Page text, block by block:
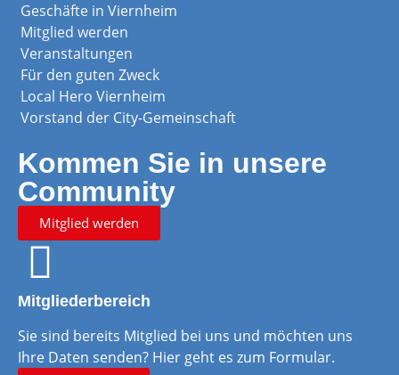
Geschäfte in Viernheim
Mitglied werden
Veranstaltungen
Für den guten Zweck
Local Hero Viernheim
Vorstand der City-Gemeinschaft
Kommen Sie in unsere
Community
Mitglied werden
Mitgliederbereich
Sie sind bereits Mitglied bei uns und möchten uns
Ihre Daten senden? Hier geht es zum Formular.